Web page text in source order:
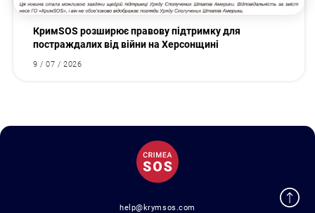
КримSOS розширює правову підтримку для
постраждалих від війни на Херсонщині
9 / 07 / 2026
help@krymsos.com